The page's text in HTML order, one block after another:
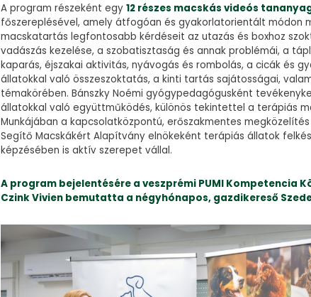
A program részeként egy12 részes macskás videós
főszereplésével, amely átfogóan és gyakorlatorientált módon
macskatartás legfontosabb kérdéseit az utazás és boxhoz
vadászás kezelése, a szobatisztaság és annak problémái, a
kaparás, éjszakai aktivitás, nyávogás és rombolás, a cicák és
állatokkal való összeszoktatás, a kinti tartás sajátosságai,
témakörében. Bánszky Noémi gyógypedagógusként
állatokkal való együttműködés, különös tekintettel a terápiás
Munkájában a kapcsolatközpontú, erőszakmentes
Segítő Macskákért Alapítvány elnökeként terápiás állatok
képzésében is aktív szerepet vállal.
A program bejelentésére a veszprémi PUMI Kompetencia
Czink Vivien bemutatta a négyhónapos, gazdikereső